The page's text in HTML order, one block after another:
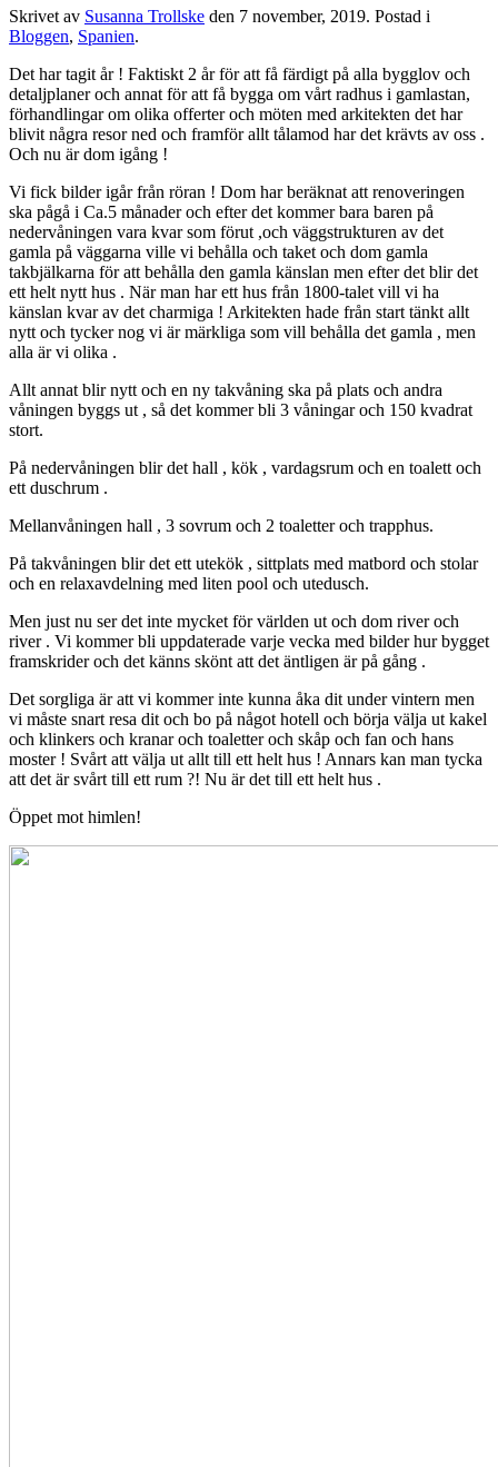
Skrivet av Susanna Trollske den 7 november, 2019. Postad i
Bloggen, Spanien.
Det har tagit år ! Faktiskt 2 år för att få färdigt på alla bygglov och
detaljplaner och annat för att få bygga om vårt radhus i gamlastan,
förhandlingar om olika offerter och möten med arkitekten det har
blivit några resor ned och framför allt tålamod har det krävts av oss .
Och nu är dom igång !
Vi fick bilder igår från röran ! Dom har beräknat att renoveringen
ska pågå i Ca.5 månader och efter det kommer bara baren på
nedervåningen vara kvar som förut ,och väggstrukturen av det
gamla på väggarna ville vi behålla och taket och dom gamla
takbjälkarna för att behålla den gamla känslan men efter det blir det
ett helt nytt hus . När man har ett hus från 1800-talet vill vi ha
känslan kvar av det charmiga ! Arkitekten hade från start tänkt allt
nytt och tycker nog vi är märkliga som vill behålla det gamla , men
alla är vi olika .
Allt annat blir nytt och en ny takvåning ska på plats och andra
våningen byggs ut , så det kommer bli 3 våningar och 150 kvadrat
stort.
På nedervåningen blir det hall , kök , vardagsrum och en toalett och
ett duschrum .
Mellanvåningen hall , 3 sovrum och 2 toaletter och trapphus.
På takvåningen blir det ett utekök , sittplats med matbord och stolar
och en relaxavdelning med liten pool och utedusch.
Men just nu ser det inte mycket för världen ut och dom river och
river . Vi kommer bli uppdaterade varje vecka med bilder hur bygget
framskrider och det känns skönt att det äntligen är på gång .
Det sorgliga är att vi kommer inte kunna åka dit under vintern men
vi måste snart resa dit och bo på något hotell och börja välja ut kakel
och klinkers och kranar och toaletter och skåp och fan och hans
moster ! Svårt att välja ut allt till ett helt hus ! Annars kan man tycka
att det är svårt till ett rum ?! Nu är det till ett helt hus .
Öppet mot himlen!